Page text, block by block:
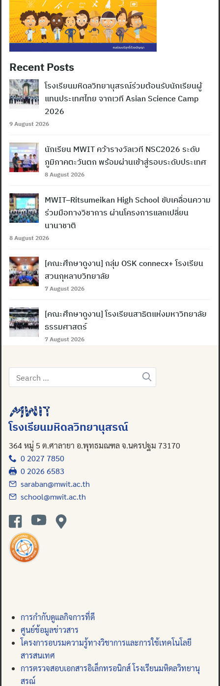
Search
for:
Recent Posts
โรงเรียนมหิดลวิทยานุสรณ์ร่วมต้อนรับนักเรียนผู้
แทนประเทศไทย จากเวที Asian Science Camp
2026
9 August 2026
นักเรียน MWIT คว้ารางวัลเวที NSC2026 ระดับ
ภูมิภาคตะวันตก พร้อมผ่านเข้าสู่รอบระดับประเทศ
8 August 2026
MWIT–Ritsumeikan High School ขับเคลื่อนความ
ร่วมมือทางวิชาการ ผ่านโครงการแลกเปลี่ยน
นานาชาติ
8 August 2026
[คณะศึกษาดูงาน] กลุ่ม OSK connecx+ โรงเรียน
สวนกุหลาบวิทยาลัย
7 August 2026
[คณะศึกษาดูงาน] โรงเรียนสาธิตแห่งมหาวิทยาลัย
ธรรมศาสตร์
7 August 2026
Search
for:
โรงเรียนมหิดลวิทยานุสรณ์
364 หมู่ 5 ต.ศาลายา อ.พุทธมณฑล จ.นครปฐม 73170
0 2027 7850
0 2026 6583
saraban@mwit.ac.th
school@mwit.ac.th
การกำกับดูแลกิจการที่ดี
ศูนย์ข้อมูลข่าวสาร
โครงการอบรมความรู้ทางวิชาการและการใช้เทคโนโลยี
สารสนเทศ
การตรวจสอบเอกสารอิเล็กทรอนิกส์ โรงเรียนมหิดลวิทยานุ
สรณ์